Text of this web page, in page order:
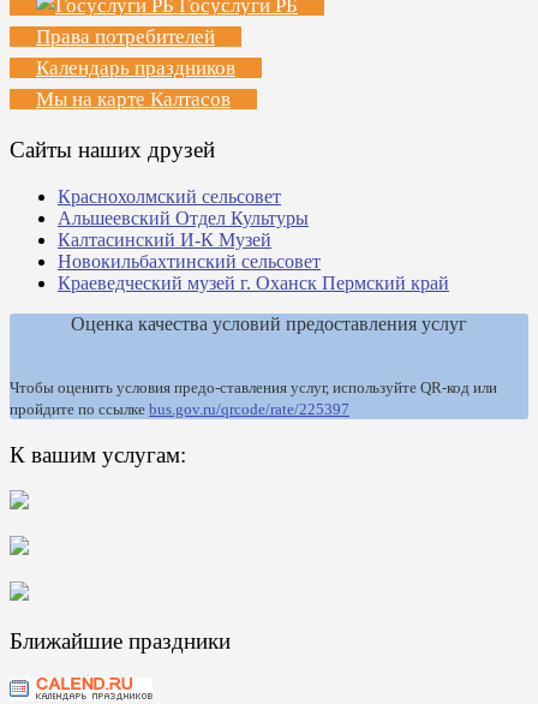
Госуслуги РБ
Права потребителей
Календарь праздников
Мы на карте Калтасов
Сайты наших друзей
Краснохолмский сельсовет
Альшеевский Отдел Культуры
Калтасинский И-К Музей
Новокильбахтинский сельсовет
Краеведческий музей г. Оханск Пермский край
Оценка качества условий предоставления услуг
Чтобы оценить условия предо-ставления услуг, используйте QR-код или
пройдите по ссылке bus.gov.ru/qrcode/rate/225397
К вашим услугам:
Ближайшие праздники